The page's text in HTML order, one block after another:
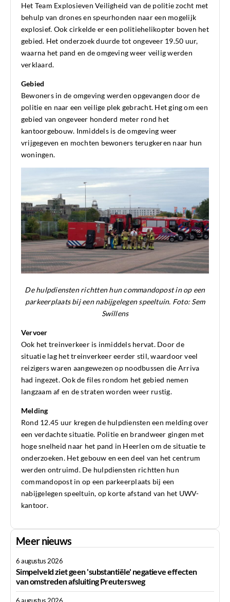
Het Team Explosieven Veiligheid van de politie zocht met
behulp van drones en speurhonden naar een mogelijk
explosief. Ook cirkelde er een politiehelikopter boven het
gebied. Het onderzoek duurde tot ongeveer 19.50 uur,
waarna het pand en de omgeving weer veilig werden
verklaard.
Gebied
Bewoners in de omgeving werden opgevangen door de
politie en naar een veilige plek gebracht. Het ging om een
gebied van ongeveer honderd meter rond het
kantoorgebouw. Inmiddels is de omgeving weer
vrijgegeven en mochten bewoners terugkeren naar hun
woningen.
De hulpdiensten richtten hun commandopost in op een
parkeerplaats bij een nabijgelegen speeltuin. Foto: Sem
Swillens
Vervoer
Ook het treinverkeer is inmiddels hervat. Door de
situatie lag het treinverkeer eerder stil, waardoor veel
reizigers waren aangewezen op noodbussen die Arriva
had ingezet. Ook de files rondom het gebied nemen
langzaam af en de straten worden weer rustig.
Melding
Rond 12.45 uur kregen de hulpdiensten een melding over
een verdachte situatie. Politie en brandweer gingen met
hoge snelheid naar het pand in Heerlen om de situatie te
onderzoeken. Het gebouw en een deel van het centrum
werden ontruimd. De hulpdiensten richtten hun
commandopost in op een parkeerplaats bij een
nabijgelegen speeltuin, op korte afstand van het UWV-
kantoor.
Meer nieuws
6 augustus 2026
Simpelveld ziet geen 'substantiële' negatieve effecten
van omstreden afsluiting Preutersweg